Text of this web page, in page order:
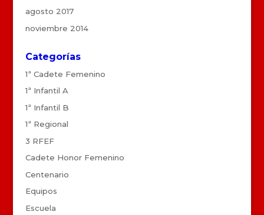
agosto 2017
noviembre 2014
Categorías
1ª Cadete Femenino
1ª Infantil A
1ª Infantil B
1ª Regional
3 RFEF
Cadete Honor Femenino
Centenario
Equipos
Escuela